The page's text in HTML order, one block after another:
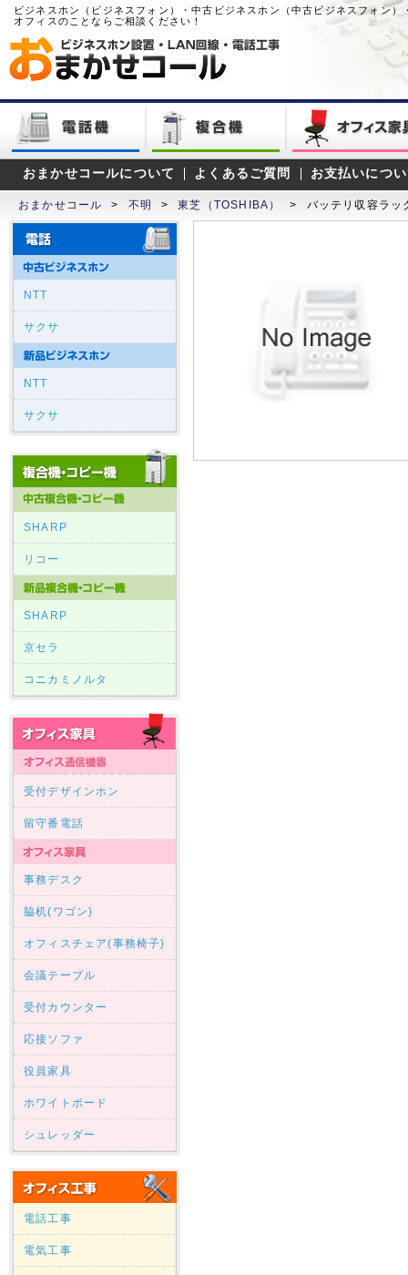
ビジネスホン（ビジネスフォン）・中古ビジネスホン（中古ビジネスフォン
オフィスのことならご相談ください！
おまかせコールについて よくあるご質問 お支払いにつ
おまかせコール > 不明 > 東芝（TOSHIBA） > バッテリ収容ラッ
NTT
サクサ
NTT
サクサ
SHARP
リコー
SHARP
京セラ
コニカミノルタ
受付デザインホン
留守番電話
事務デスク
脇机(ワゴン)
オフィスチェア(事務椅子)
会議テーブル
受付カウンター
応接ソファ
役員家具
ホワイトボード
シュレッダー
電話工事
電気工事